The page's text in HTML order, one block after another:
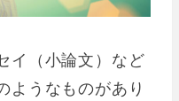
イ（小論文）など
ようなものがあり